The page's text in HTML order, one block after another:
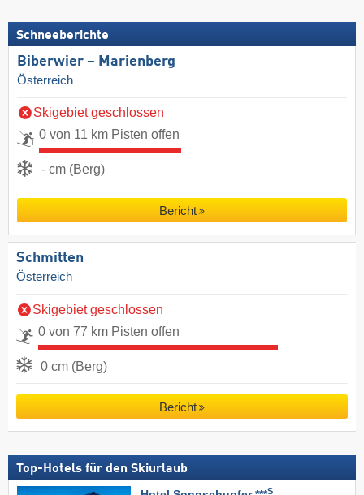
Schneeberichte
Biberwier – Marienberg
Österreich
Skigebiet geschlossen
0 von 11 km Pisten offen
- cm (Berg)
Bericht
Schmitten
Österreich
Skigebiet geschlossen
0 von 77 km Pisten offen
0 cm (Berg)
Bericht
Top-Hotels für den Skiurlaub
S